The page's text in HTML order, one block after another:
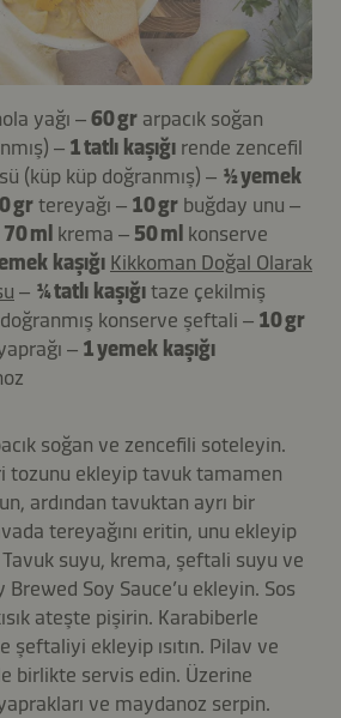
yağı –60 gr arpacık soğan
– 1 tatlı kaşığı rende zencefil
(küp küp doğranmış) – ½ yemek
grtereyağı – 10 gr buğday unu –
70 ml krema – 50 ml konserve
kaşığı Kikkoman Doğal Olarak
– ¼ tatlı kaşığıtaze çekilmiş
doğranmış konserve şeftali – 10 gr
– 1 yemek kaşığı
soğan ve zencefili soteleyin.
tozunu ekleyip tavuk tamamen
ardından tavuktan ayrı bir
tereyağını eritin, unu ekleyip
Tavuk suyu, krema, şeftali suyu ve
Soy Sauce’u ekleyin. Sos
ateşte pişirin. Karabiberle
şeftaliyi ekleyip ısıtın. Pilav ve
birlikte servis edin. Üzerine
ve maydanoz serpin.